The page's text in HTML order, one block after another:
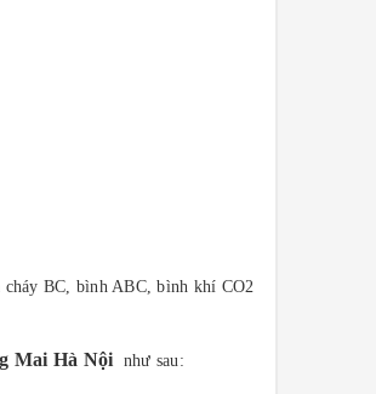
BC, bình ABC, bình khí CO2
Mai Hà Nội như sau: